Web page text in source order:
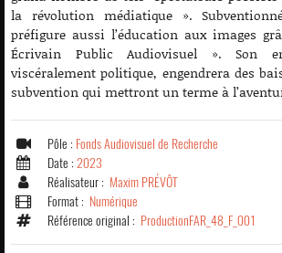
la révolution médiatique ».
préfigure aussi l’éducation aux images
Écrivain Public Audiovisuel ». Son
viscéralement politique, engendrera des
subvention qui mettront un terme à
Pôle : Fonds Audiovisuel de Recherche
Date : 2023
Réalisateur : Maxim PRÉVÔT
Format : Numérique
Référence original : ProductionFAR_48_F_001